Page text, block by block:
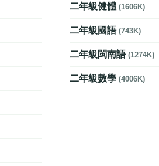
二年級健體 (1606K)
二年級國語 (743K)
二年級閩南語 (1274K)
二年級數學 (4006K)